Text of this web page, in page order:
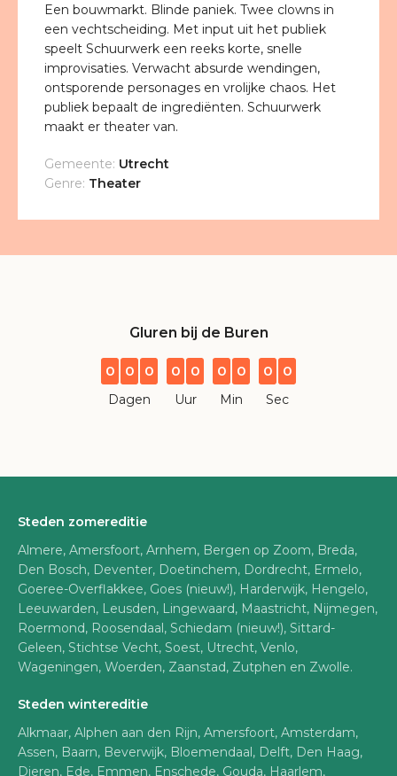
Een bouwmarkt. Blinde paniek. Twee clowns in
een vechtscheiding. Met input uit het publiek
speelt Schuurwerk een reeks korte, snelle
improvisaties. Verwacht absurde wendingen,
ontsporende personages en vrolijke chaos. Het
publiek bepaalt de ingrediënten. Schuurwerk
maakt er theater van.
Gemeente: Utrecht
Genre: Theater
Gluren bij de Buren
0 0 0
Dagen
0 0
Uur
0 0
Min
0 0
Sec
Steden zomereditie
Almere, Amersfoort, Arnhem, Bergen op Zoom, Breda,
Den Bosch, Deventer, Doetinchem, Dordrecht, Ermelo,
Goeree-Overflakkee, Goes (nieuw!), Harderwijk, Hengelo,
Leeuwarden, Leusden, Lingewaard, Maastricht, Nijmegen,
Roermond, Roosendaal, Schiedam (nieuw!), Sittard-
Geleen, Stichtse Vecht, Soest, Utrecht, Venlo,
Wageningen, Woerden, Zaanstad, Zutphen en Zwolle.
Steden wintereditie
Alkmaar, Alphen aan den Rijn, Amersfoort, Amsterdam,
Assen, Baarn, Beverwijk, Bloemendaal, Delft, Den Haag,
Dieren, Ede, Emmen, Enschede, Gouda, Haarlem,